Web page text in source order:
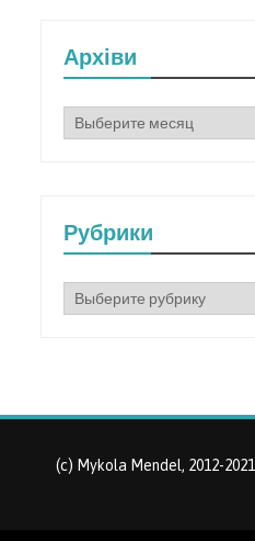
Архіви
Архіви
Рубрики
Рубрики
(c) Mykola Mendel, 2012-2021